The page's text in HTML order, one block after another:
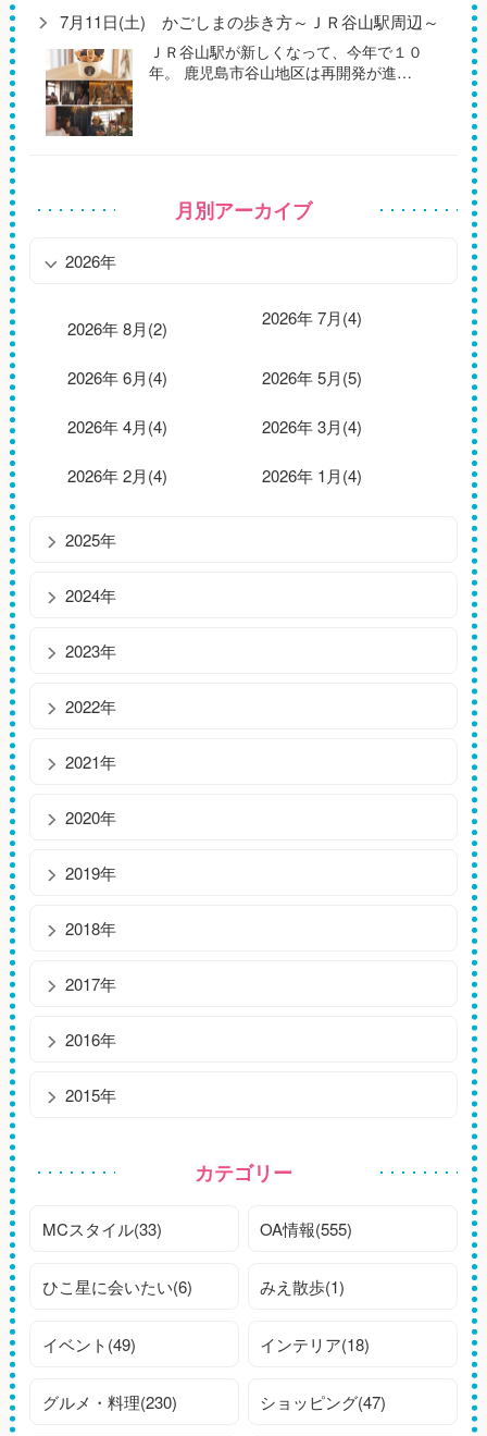
7月11日(土) かごしまの歩き方～ＪＲ谷山駅周辺～
ＪＲ谷山駅が新しくなって、今年で１０
年。 鹿児島市谷山地区は再開発が進…
月別アーカイブ
2026年
2026年 8月(2) 2026年 7月(4)
2026年 6月(4) 2026年 5月(5)
2026年 4月(4) 2026年 3月(4)
2026年 2月(4) 2026年 1月(4)
2025年
2024年
2023年
2022年
2021年
2020年
2019年
2018年
2017年
2016年
2015年
カテゴリー
MCスタイル(33) OA情報(555)
ひこ星に会いたい(6) みえ散歩(1)
イベント(49) インテリア(18)
グルメ・料理(230) ショッピング(47)